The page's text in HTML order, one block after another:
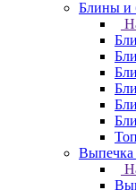
Блины и
Выпечка